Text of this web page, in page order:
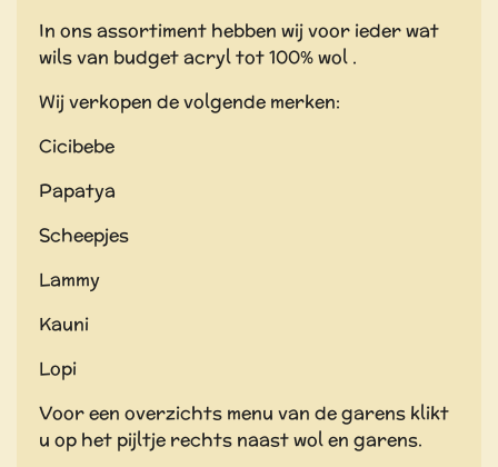
In ons assortiment hebben wij voor ieder wat
wils van budget acryl tot 100% wol .
Wij verkopen de volgende merken:
Cicibebe
Papatya
Scheepjes
Lammy
Kauni
Lopi
Voor een overzichts menu van de garens klikt
u op het pijltje rechts naast wol en garens.